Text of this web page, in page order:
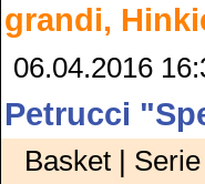
grandi,
06.04.2016
Petrucci
Basket |